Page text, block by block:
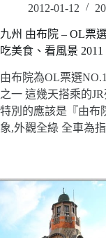
2012-01-12
九州 由布院 – OL票
吃美食、看風景 2011
由布院為OL票選
之一 這幾天搭乘的
特別的應該是『由布
象,外觀全綠 全車為